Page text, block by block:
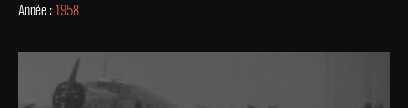
Année : 1958